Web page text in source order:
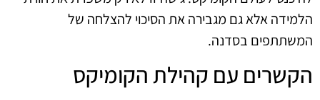
הלמידה אלא גם מגבירה את הסיכוי להצלחה של
המשתתפים בסדנה.
הקשרים עם קהילת הקומיקס